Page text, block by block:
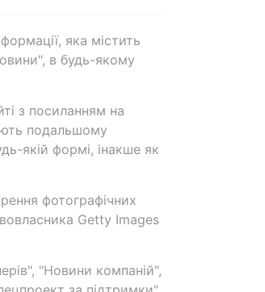
яка містить
в будь-якому
з посиланням на
подальшому
якій формі, інакше як
фотографічних
Getty Images
"Новини компаній",